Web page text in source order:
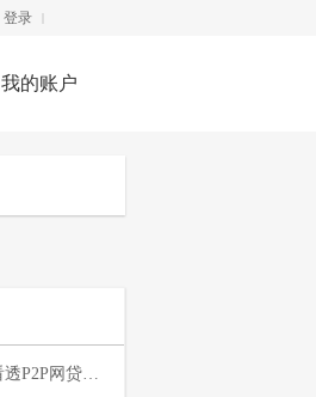
登录 |
我的账户
靠谱or不靠谱？教你看透P2P网贷平台